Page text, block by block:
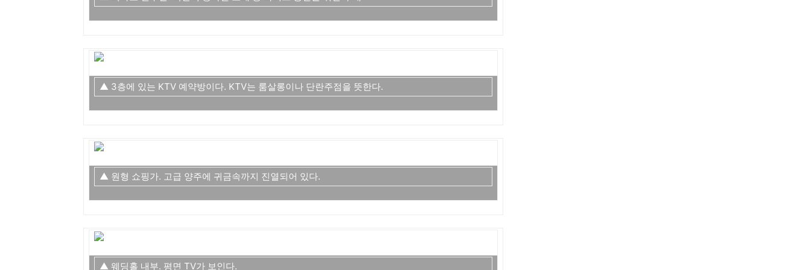
▲ 3층에 있는 KTV 예약방이다. KTV는 룸살롱이나 단란주점을 뜻한다.
▲ 원형 쇼핑가. 고급 양주에 귀금속까지 진열되어 있다.
▲ 웨딩홀 내부. 평면 TV가 보인다.